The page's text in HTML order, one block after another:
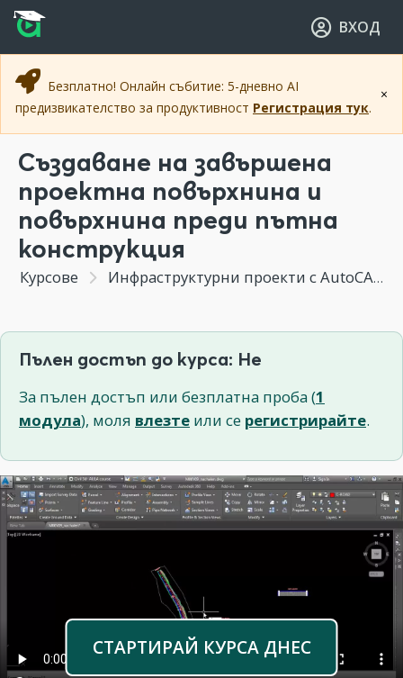
Прескочи към основното съдържание
Прескочи към навигацията
ВХОД
×
Безплатно! Онлайн събитие: 5-дневно AI
предизвикателство за продуктивност Регистрация тук.
Създаване на завършена
проектна повърхнина и
повърхнина преди пътна
конструкция
Курсове Инфраструктурни проекти с AutoCAD Civil 3D
Пълен достъп до курса: Не
За пълен достъп или безплатна проба (1
модула), моля влезте или се регистрирайте.
СТАРТИРАЙ КУРСА ДНЕС